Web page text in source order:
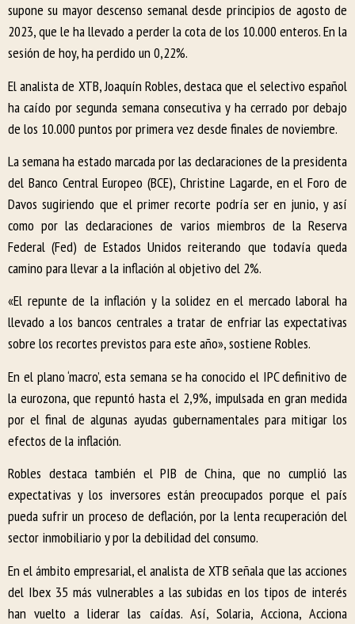
supone su mayor descenso semanal desde principios de agosto de
2023, que le ha llevado a perder la cota de los 10.000 enteros. En la
sesión de hoy, ha perdido un 0,22%.
El analista de XTB, Joaquín Robles, destaca que el selectivo español
ha caído por segunda semana consecutiva y ha cerrado por debajo
de los 10.000 puntos por primera vez desde finales de noviembre.
La semana ha estado marcada por las declaraciones de la presidenta
del Banco Central Europeo (BCE), Christine Lagarde, en el Foro de
Davos sugiriendo que el primer recorte podría ser en junio, y así
como por las declaraciones de varios miembros de la Reserva
Federal (Fed) de Estados Unidos reiterando que todavía queda
camino para llevar a la inflación al objetivo del 2%.
«El repunte de la inflación y la solidez en el mercado laboral ha
llevado a los bancos centrales a tratar de enfriar las expectativas
sobre los recortes previstos para este año», sostiene Robles.
En el plano ‘macro’, esta semana se ha conocido el IPC definitivo de
la eurozona, que repuntó hasta el 2,9%, impulsada en gran medida
por el final de algunas ayudas gubernamentales para mitigar los
efectos de la inflación.
Robles destaca también el PIB de China, que no cumplió las
expectativas y los inversores están preocupados porque el país
pueda sufrir un proceso de deflación, por la lenta recuperación del
sector inmobiliario y por la debilidad del consumo.
En el ámbito empresarial, el analista de XTB señala que las acciones
del Ibex 35 más vulnerables a las subidas en los tipos de interés
han vuelto a liderar las caídas. Así, Solaria, Acciona, Acciona